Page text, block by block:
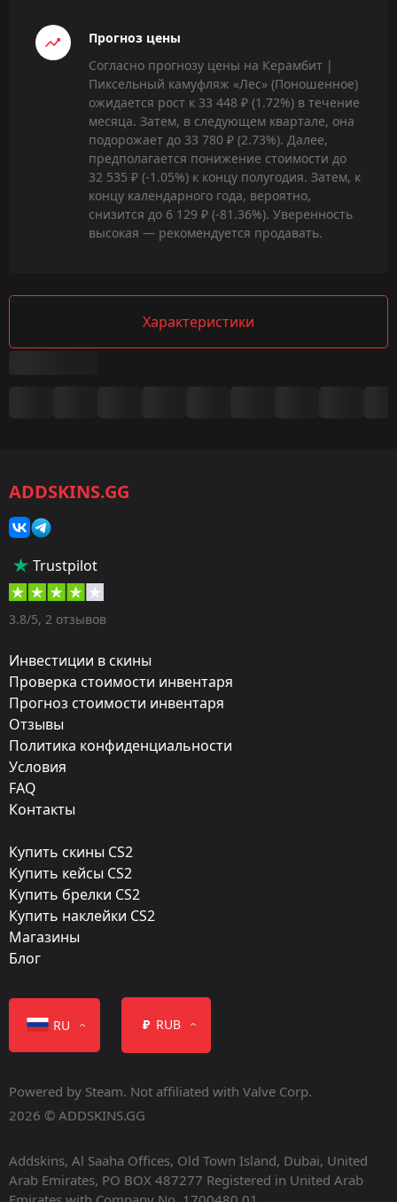
Прогноз цены
Согласно прогнозу цены на Керамбит |
Пиксельный камуфляж «Лес» (Поношенное)
ожидается рост к 33 448 ₽ (1.72%) в течение
месяца. Затем, в следующем квартале, она
подорожает до 33 780 ₽ (2.73%). Далее,
предполагается понижение стоимости до
32 535 ₽ (-1.05%) к концу полугодия. Затем, к
концу календарного года, вероятно,
снизится до 6 129 ₽ (-81.36%). Уверенность
высокая — рекомендуется продавать.
Характеристики
Категория:
Скины
Ножи
Оружие:
Exterior:
Поношенное
Пиксельный камуфляж «Лес»
Finish catalog:
Популярность:
90 %
Дата релиза:
ADDSKINS.GG
Trustpilot
3.8/5, 2 отзывов
Инвестиции в скины
Проверка стоимости инвентаря
Прогноз стоимости инвентаря
Отзывы
Политика конфиденциальности
Условия
FAQ
Контакты
Купить скины CS2
Купить кейсы CS2
Купить брелки CS2
Купить наклейки CS2
Магазины
Блог
RU ₽ RUB
Powered by Steam. Not affiliated with Valve Corp.
2026 © ADDSKINS.GG
Addskins, Al Saaha Offices, Old Town Island, Dubai, United
Arab Emirates, PO BOX 487277 Registered in United Arab